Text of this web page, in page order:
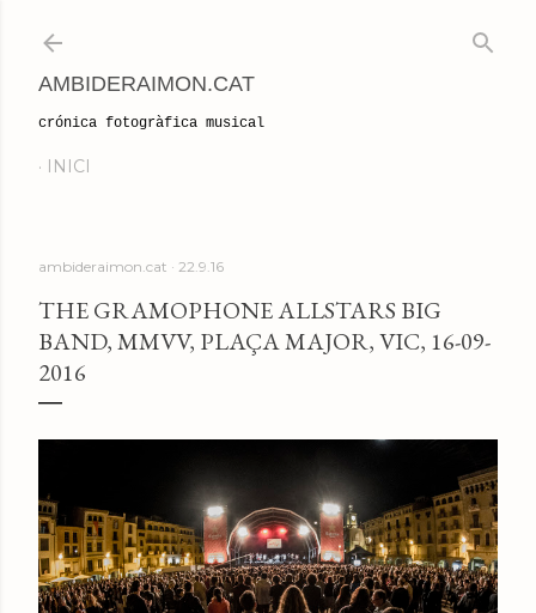
AMBIDERAIMON.CAT
crónica fotogràfica musical
INICI
ambideraimon.cat 22.9.16
THE GRAMOPHONE ALLSTARS BIG
BAND, MMVV, PLAÇA MAJOR, VIC, 16-09-
2016